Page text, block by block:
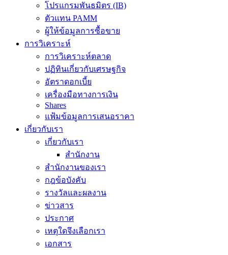
โปรแกรมพันธมิตร (IB)
ตัวแทน PAMM
ผู้ให้ข้อมูลการซื้อขาย
การวิเคราะห์
การวิเคราะห์ตลาด
ปฏิทินเกี่ยวกับเศรษฐกิจ
อัตราดอกเบี้ย
เครื่องมือทางการเงิน
Shares
แฟ้มข้อมูลการเสนอราคา
เกี่ยวกับเรา
เกี่ยวกับเรา
สำนักงาน
สำนักงานของเรา
กฎข้อบังคับ
รางวัลและผลงาน
ข่าวสาร
ประกาศ
เหตุใดจึงเลือกเรา
เอกสาร